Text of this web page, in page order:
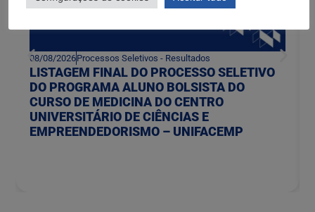
08/08/2026Processos Seletivos - Resultados
LISTAGEM FINAL DO PROCESSO SELETIVO
DO PROGRAMA ALUNO BOLSISTA DO
CURSO DE MEDICINA DO CENTRO
UNIVERSITÁRIO DE CIÊNCIAS E
EMPREENDEDORISMO – UNIFACEMP